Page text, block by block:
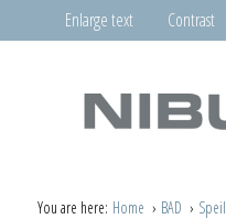
Enlarge text Contrast
You are here: Home BAD Speil